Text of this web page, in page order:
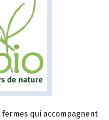
fermes qui accompagnent